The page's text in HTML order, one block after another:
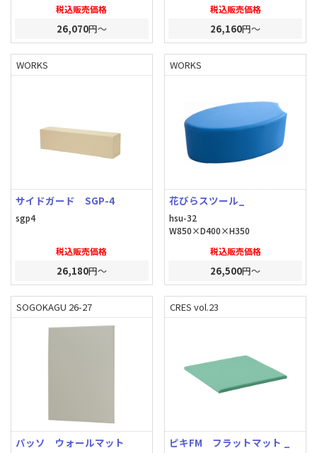
税込販売価格
26,070円～
税込販売価格
26,160円～
WORKS
サイドガード SGP-4
sgp4
税込販売価格
26,180円～
WORKS
花びらスツール_
hsu-32
W850×D400×H350
税込販売価格
26,500円～
SOGOKAGU 26-27
パッソ ウォールマット
CRES vol.23
ピキFM フラットマット _